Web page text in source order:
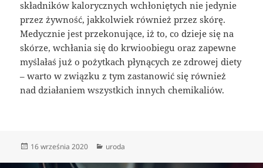
składników kalorycznych wchłoniętych nie jedynie
przez żywność, jakkolwiek również przez skórę.
Medycznie jest przekonujące, iż to, co dzieje się na
skórze, wchłania się do krwioobiegu oraz zapewne
myślałaś już o pożytkach płynących ze zdrowej diety
– warto w związku z tym zastanowić się również
nad działaniem wszystkich innych chemikaliów.
Data
16 września 2020 Kategorie
uroda